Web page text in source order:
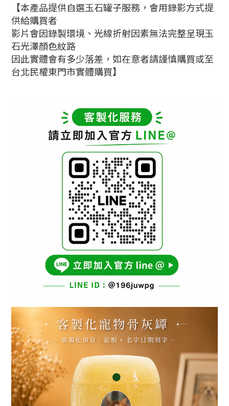
【本產品提供自選玉石罐子服務，會用錄影方式提
供給購買者
影片會因錄製環境、光線折射因素無法完整呈現玉
石光澤顏色紋路
因此實體會有多少落差，如在意者請謹慎購買或至
台北民權東門市實體購買】